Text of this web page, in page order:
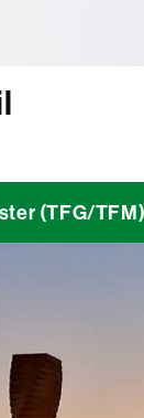
(TFG/TFM)